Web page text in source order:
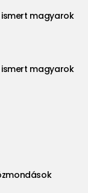
ismert magyarok
ismert magyarok